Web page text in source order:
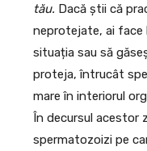
tău. Dacă știi că
neprotejate, ai face
situația sau să
proteja, întrucât
mare în interiorul
În decursul acestor
spermatozoizi pe